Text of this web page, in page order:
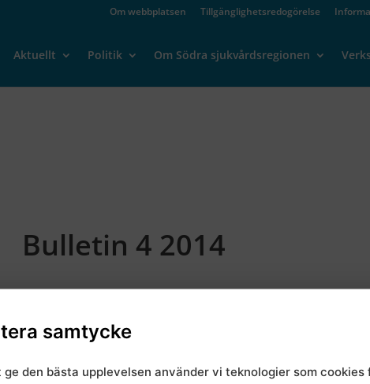
Om webbplatsen Tillgänglighetsredogörelse
Aktuellt Politik Om Södra sjukvårdsregionen
Bulletin 4 2014
samtycke
ge den bästa upplevelsen använder vi teknologier som cookies